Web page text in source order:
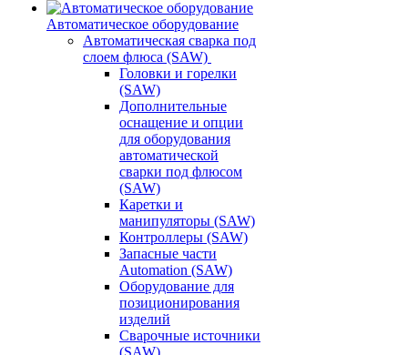
Автоматическое оборудование
Автоматическая сварка под
слоем флюса (SAW)
Головки и горелки
(SAW)
Дополнительные
оснащение и опции
для оборудования
автоматической
сварки под флюсом
(SAW)
Каретки и
манипуляторы (SAW)
Контроллеры (SAW)
Запасные части
Automation (SAW)
Оборудование для
позиционирования
изделий
Сварочные источники
(SAW)